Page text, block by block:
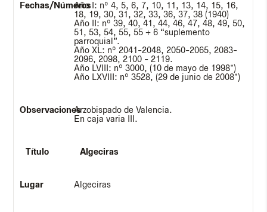
Año I: nº 4, 5, 6, 7, 10, 11, 13, 14, 15, 16,
18, 19, 30, 31, 32, 33, 36, 37, 38 (1940)
Año II: nº 39, 40, 41, 44, 46, 47, 48, 49, 50,
51, 53, 54, 55, 55 + 6 “suplemento
parroquial”.
Año XL: nº 2041-2048, 2050-2065, 2083-
2096, 2098, 2100 - 2119.
Año LVIII: nº 3000, (10 de mayo de 1998*)
Año LXVIII: nº 3528, (29 de junio de 2008*)
Arzobispado de Valencia.
En caja varia III.
Algeciras
Algeciras